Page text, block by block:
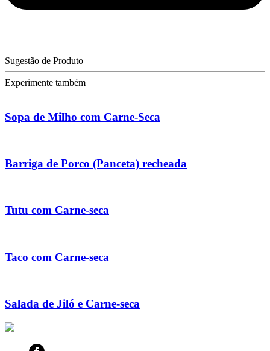
Sugestão de Produto
Experimente também
Sopa de Milho com Carne-Seca
Barriga de Porco (Panceta) recheada
Tutu com Carne-seca
Taco com Carne-seca
Salada de Jiló e Carne-seca